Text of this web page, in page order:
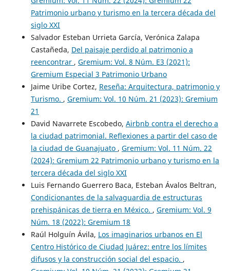
Patrimonio urbano y turismo en la tercera década del
siglo XXI
Salvador Esteban Urrieta García, Verónica Zalapa
Castañeda, Del paisaje perdido al patrimonio a
reencontrar , Gremium: Vol. 8 Núm. E3 (2021):
Gremium Especial 3 Patrimonio Urbano
Jaime Uribe Cortez, Reseña: Arquitectura, patrimonio y
Turismo. , Gremium: Vol. 10 Núm. 21 (2023): Gremium
21
David Navarrete Escobedo, Airbnb contra el derecho a
la ciudad patrimonial. Reflexiones a partir del caso de
la ciudad de Guanajuato , Gremium: Vol. 11 Núm. 22
(2024): Gremium 22 Patrimonio urbano y turismo en la
tercera década del siglo XXI
Luis Fernando Guerrero Baca, Esteban Ávalos Beltran,
Condicionantes de la salvaguardia de estructuras
prehispánicas de tierra en México. , Gremium: Vol. 9
Núm. 18 (2022): Gremium 18
Raúl Holguín Ávila, Los imaginarios urbanos en El
Centro Histórico de Ciudad Juárez: entre los límites
difusos y la construcción social del espacio. ,